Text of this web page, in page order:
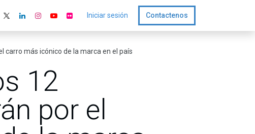
Iniciar sesión Contactenos
carro más icónico de la marca en el país
12
por el